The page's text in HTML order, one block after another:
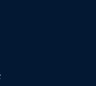
πόλη